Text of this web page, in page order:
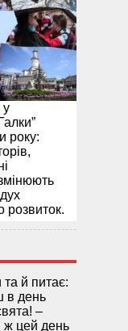
у
року:
розвиток.
й питає:
в день
–
ж цей день